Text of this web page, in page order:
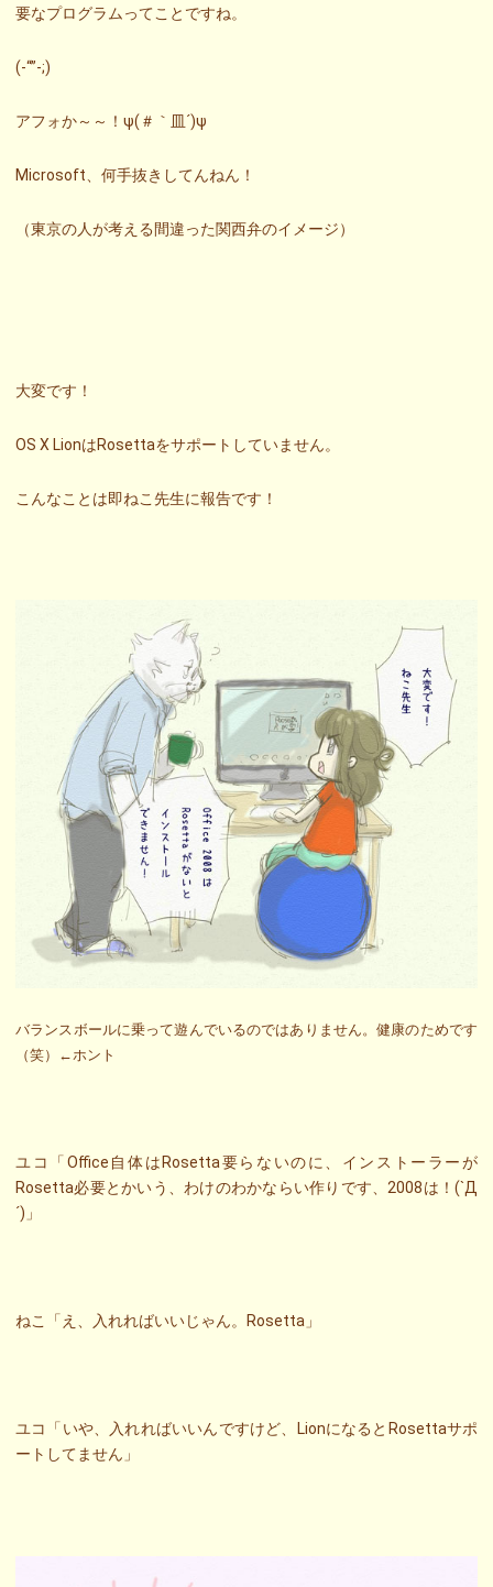
要なプログラムってことですね。
(-“”-;)
アフォか～～！ψ(＃｀皿´)ψ
Microsoft、何手抜きしてんねん！
（東京の人が考える間違った関西弁のイメージ）
大変です！
OS X LionはRosettaをサポートしていません。
こんなことは即ねこ先生に報告です！
バランスボールに乗って遊んでいるのではありません。健康のためです
（笑）←ホント
ユコ「Office自体はRosetta要らないのに、インストーラーが
Rosetta必要とかいう、わけのわかならい作りです、2008は！(`Д
´)」
ねこ「え、入れればいいじゃん。Rosetta」
ユコ「いや、入れればいいんですけど、LionになるとRosettaサポ
ートしてません」